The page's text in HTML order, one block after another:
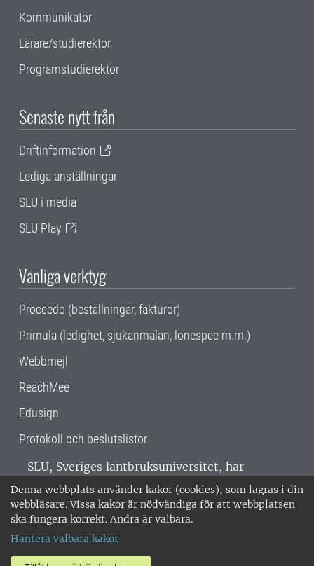
Denna webbplats använder kakor (cookies), som lagras i din
webbläsare. Vissa kakor är nödvändiga för att webbplatsen
ska fungera korrekt. Andra är valbara.
Hantera valbara kakor
Kommunikatör
Lärare/studierektor
Programstudierektor
Senaste nytt från
Driftinformation
Lediga anställningar
SLU i media
SLU Play
Vanliga verktyg
Proceedo (beställningar, fakturor)
Primula (ledighet, sjukanmälan, lönespec m.m.)
Webbmejl
ReachMee
Edusign
Protokoll och beslutslistor
SLU, Sveriges lantbruksuniversitet, har
verksamhet över hela Sverige. Huvudorter är
Alnarp, Uppsala och Umeå.SLU är
miljöcertifierat enligt ISO 14001. •
018-67 10 00 • Org nr: 202100-2817 •